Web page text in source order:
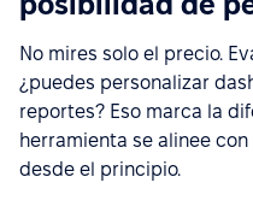
No mires solo el precio.
¿puedes personalizar
reportes? Eso marca la
herramienta se alinee
desde el principio.